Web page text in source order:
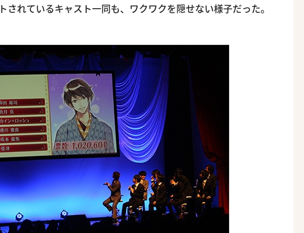
れているキャスト一同も、ワクワクを隠せない様子だった。